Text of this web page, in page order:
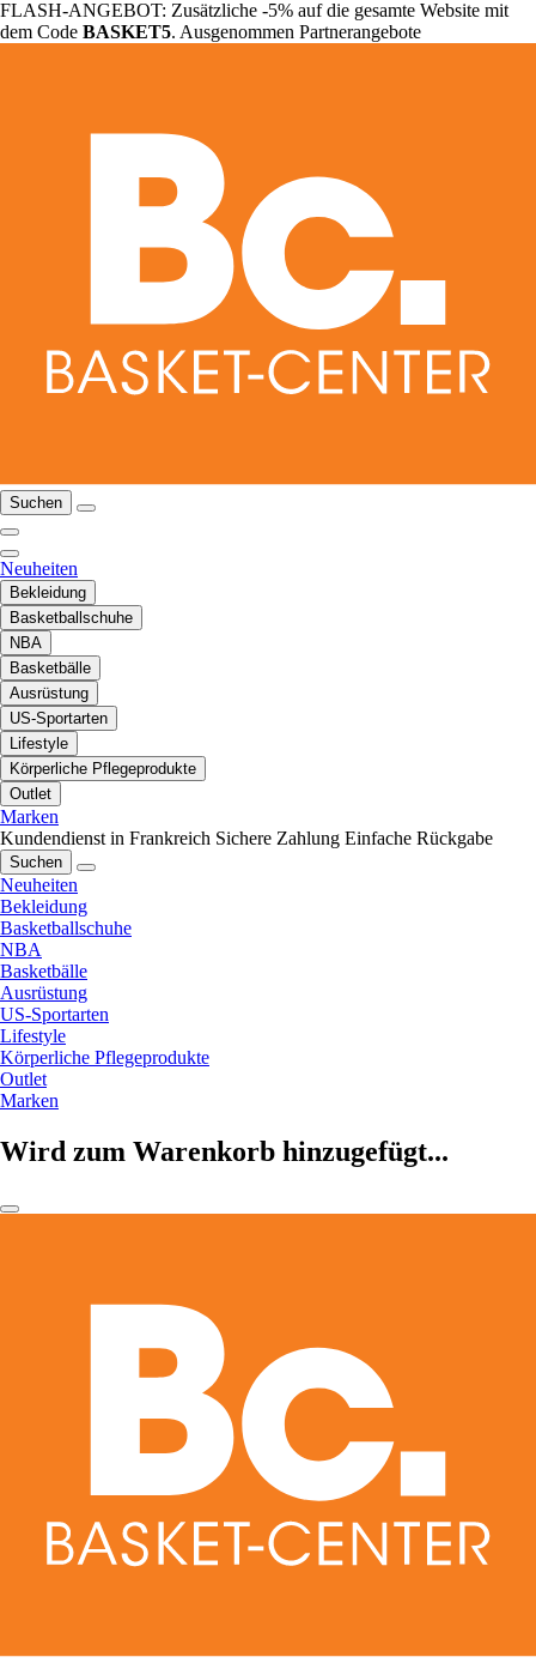
FLASH-ANGEBOT: Zusätzliche -5% auf die gesamte Website mit
dem Code BASKET5. Ausgenommen Partnerangebote
Suchen
Neuheiten
Bekleidung
Basketballschuhe
NBA
Basketbälle
Ausrüstung
US-Sportarten
Lifestyle
Körperliche Pflegeprodukte
Outlet
Marken
Kundendienst in Frankreich Sichere Zahlung Einfache Rückgabe
Suchen
Neuheiten
Bekleidung
Basketballschuhe
NBA
Basketbälle
Ausrüstung
US-Sportarten
Lifestyle
Körperliche Pflegeprodukte
Outlet
Marken
Wird zum Warenkorb hinzugefügt...